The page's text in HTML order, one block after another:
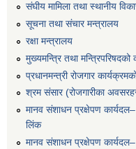
संघीय मामिला तथा स्थानीय
सूचना तथा संचार मन्त्रालय
रक्षा मन्त्रालय
मुख्यमन्त्रि तथा
प्रधानमन्त्री रोजगार
श्रम संसार (रोजगारीका
मानव संशाधन प्रक्षेपण
लिंक
मानव संशाधन प्रक्षेपण